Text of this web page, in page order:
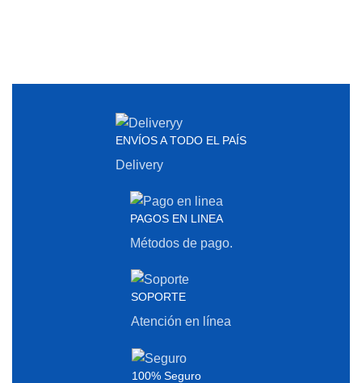
ENVÍOS A TODO EL PAÍS
Delivery
PAGOS EN LINEA
Métodos de pago.
SOPORTE
Atención en línea
100% Seguro